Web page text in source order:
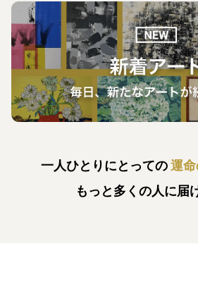
一人ひとりにとっての運
もっと多くの人に届